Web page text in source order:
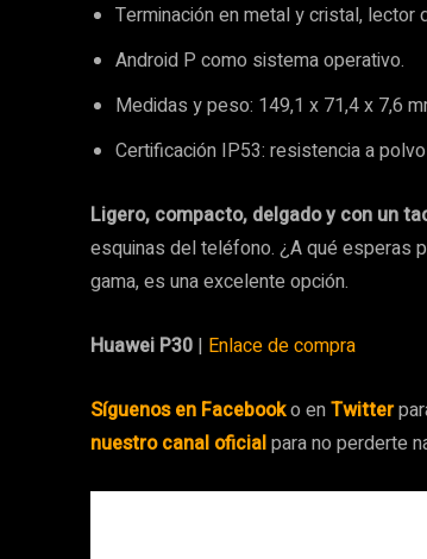
Terminación en metal y cristal, lector
Android P como sistema operativo.
Medidas y peso: 149,1 x 71,4 x 7,6
Certificación IP53: resistencia a
Ligero, compacto, delgado y con un
esquinas del teléfono. ¿A qué esperas
gama, es una excelente opción.
Huawei P30 | Enlace de compra
Síguenos en Facebooko enTwitter
nuestro canal oficialpara no perderte